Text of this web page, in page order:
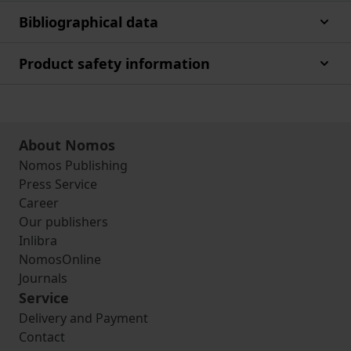
Bibliographical data
Product safety information
About Nomos
Nomos Publishing
Press Service
Career
Our publishers
Inlibra
NomosOnline
Journals
Service
Delivery and Payment
Contact